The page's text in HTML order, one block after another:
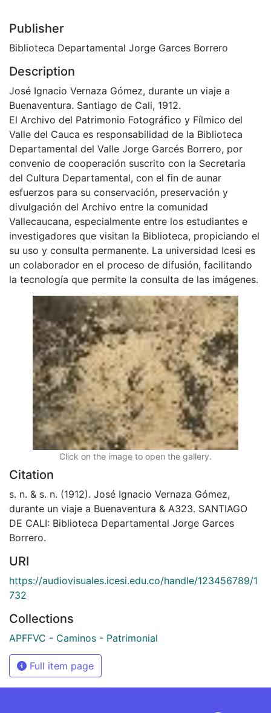
Publisher
Biblioteca Departamental Jorge Garces Borrero
Description
José Ignacio Vernaza Gómez, durante un viaje a
Buenaventura. Santiago de Cali, 1912.
El Archivo del Patrimonio Fotográfico y Fílmico del
Valle del Cauca es responsabilidad de la Biblioteca
Departamental del Valle Jorge Garcés Borrero, por
convenio de cooperación suscrito con la Secretaria
del Cultura Departamental, con el fin de aunar
esfuerzos para su conservación, preservación y
divulgación del Archivo entre la comunidad
Vallecaucana, especialmente entre los estudiantes e
investigadores que visitan la Biblioteca, propiciando el
su uso y consulta permanente. La universidad Icesi es
un colaborador en el proceso de difusión, facilitando
la tecnología que permite la consulta de las imágenes.
Click on the image to open the gallery.
Citation
s. n. & s. n. (1912). José Ignacio Vernaza Gómez,
durante un viaje a Buenaventura & A323. SANTIAGO
DE CALI: Biblioteca Departamental Jorge Garces
Borrero.
URI
https://audiovisuales.icesi.edu.co/handle/123456789/1
732
Collections
APFFVC - Caminos - Patrimonial
Full item page